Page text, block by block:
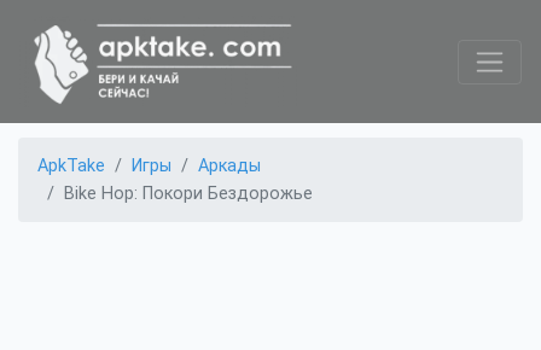
ApkTake Игры
Аркады
Bike Hop: Покори Бездорожье